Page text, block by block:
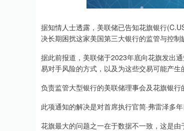
据知情人士透露，美联储已告知花旗银行
决长期困扰这家美国第三大银行的监管与控制
据此前报道，美联储于2023年底向花旗发出
易对手风险的方式，以及为这些交易可能产
负责监管大型银行的美联储理事会及花旗银行
此项通知的解决是对首席执行官简·弗雷泽多
花旗最大的问题之一在于数据不一致，这是
0.73% 深证成指 14296.64